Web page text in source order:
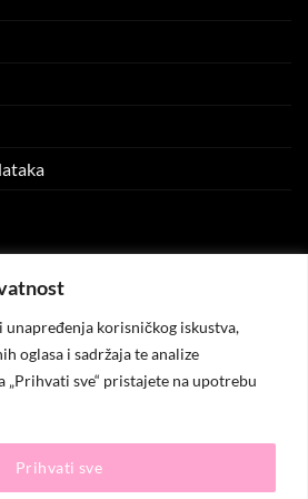
korisničkog iskustva,
oglasa i sadržaja te analize
„Prihvati sve“ pristajete na upotrebu
Prihvati sve